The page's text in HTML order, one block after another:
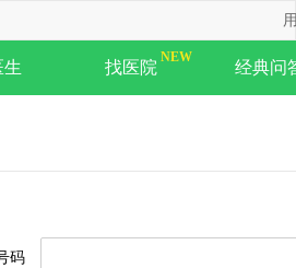
生 找医院 经典问
码